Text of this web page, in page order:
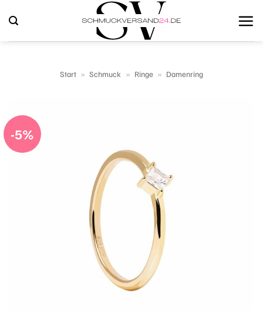
Inhalt
springen
Start » Schmuck » Ringe » Damenring
-5%